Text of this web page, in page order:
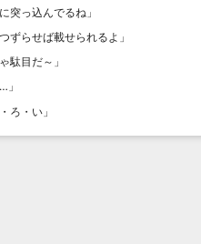
突っ込んでるね 」
ずらせば載せられるよ 」
駄目だ～ 」
」
ろ・い 」